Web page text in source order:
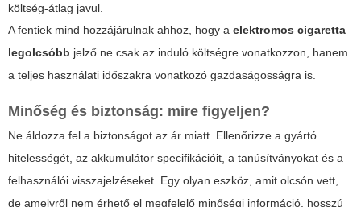
költség-átlag javul.
A fentiek mind hozzájárulnak ahhoz, hogy a elektromos cigaretta
legolcsóbb jelző ne csak az induló költségre vonatkozzon, hanem
a teljes használati időszakra vonatkozó gazdaságosságra is.
Minőség és biztonság: mire figyeljen?
Ne áldozza fel a biztonságot az ár miatt. Ellenőrizze a gyártó
hitelességét, az akkumulátor specifikációit, a tanúsítványokat és a
felhasználói visszajelzéseket. Egy olyan eszköz, amit olcsón vett,
de amelyről nem érhető el megfelelő minőségi információ, hosszú